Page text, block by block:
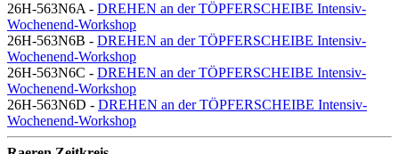
26H-563N6A - DREHEN an der TÖPFERSCHEIBE Intensiv-
Wochenend-Workshop
26H-563N6B - DREHEN an der TÖPFERSCHEIBE Intensiv-
Wochenend-Workshop
26H-563N6C - DREHEN an der TÖPFERSCHEIBE Intensiv-
Wochenend-Workshop
26H-563N6D - DREHEN an der TÖPFERSCHEIBE Intensiv-
Wochenend-Workshop